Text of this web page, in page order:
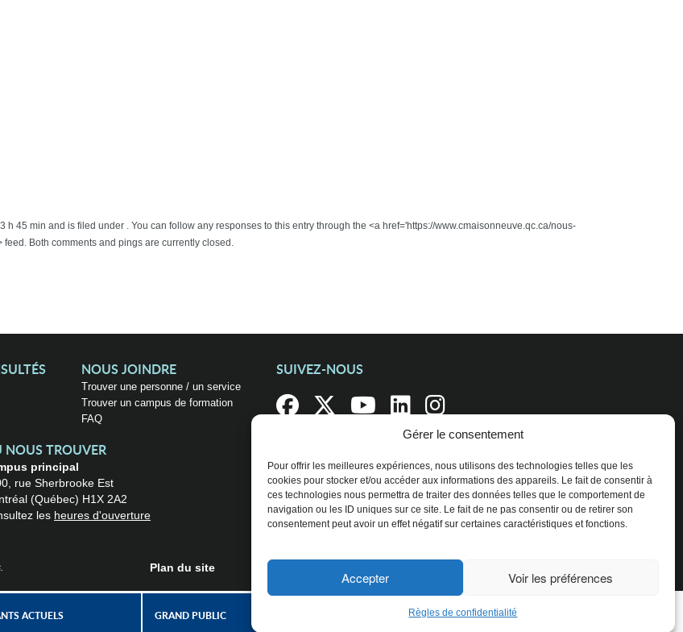
Gérer le consentement
Pour offrir les meilleures expériences, nous utilisons des technologies telles que les
cookies pour stocker et/ou accéder aux informations des appareils. Le fait de consentir à
ces technologies nous permettra de traiter des données telles que le comportement de
navigation ou les ID uniques sur ce site. Le fait de ne pas consentir ou de retirer son
consentement peut avoir un effet négatif sur certaines caractéristiques et fonctions.
Accepter Voir les préférences
Règles de confidentialité
45 min and is filed under . You can follow any responses to this entry through the <a href='https://www.cmaisonneuve.qc.ca/nous-
Both comments and pings are currently closed.
NOUS JOINDRE
Trouver une personne / un service
Trouver un campus de formation
FAQ
SUIVEZ-NOUS
NOUS TROUVER
principal
rue Sherbrooke Est
(Québec) H1X 2A2
les heures d'ouverture
Plan du site
ACTUELS GRAND PUBLIC ENTREPRISES ET ORGANISATIONS